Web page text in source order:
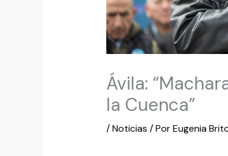
Ávila:
la Cuenca”
/Noticias / PorEugenia